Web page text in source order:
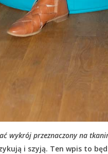
wykrój przeznaczony na
i szyją. Ten wpis to